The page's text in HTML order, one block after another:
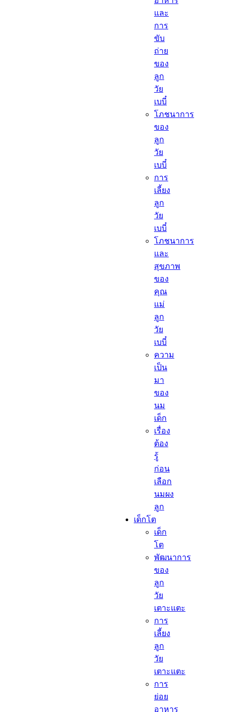
และ
การ
ขับ
ถ่าย
ของ
ลูก
วัย
เบบี๋
โภชนาการ
ของ
ลูก
วัย
เบบี๋
การ
เลี้ยง
ลูก
วัย
เบบี๋
โภชนาการ
และ
สุขภาพ
ของ
คุณ
แม่
ลูก
วัย
เบบี๋
ความ
เป็น
มา
ของ
นม
เด็ก
เรื่อง
ต้อง
รู้
ก่อน
เลือก
นมผง
ลูก​
เด็กโต​
เด็ก
โต​
พัฒนาการ
ของ
ลูก
วัย
เตาะแตะ
การ
เลี้ยง
ลูก
วัย
เตาะแตะ
การ
ย่อย
อาหาร